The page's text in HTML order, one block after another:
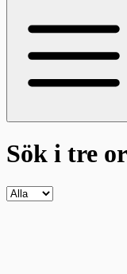
Sök i tre